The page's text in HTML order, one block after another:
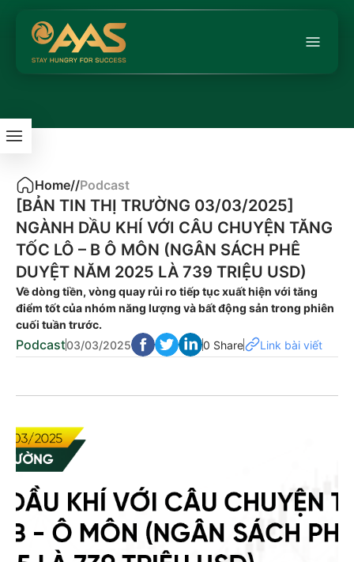
Home//Podcast
[BẢN TIN THỊ TRƯỜNG 03/03/2025]
NGÀNH DẦU KHÍ VỚI CÂU CHUYỆN TĂNG
TỐC LÔ – B Ô MÔN (NGÂN SÁCH PHÊ
DUYỆT NĂM 2025 LÀ 739 TRIỆU USD)
Về dòng tiền, vòng quay rủi ro tiếp tục xuất hiện với tăng
điểm tốt của nhóm năng lượng và bất động sản trong phiên
cuối tuần trước.
Podcast03/03/2025 0 Share Link bài viết